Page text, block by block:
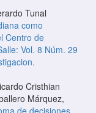
Tunal
como
Centro de
Vol. 8 Núm. 29
Cristhian
Márquez,